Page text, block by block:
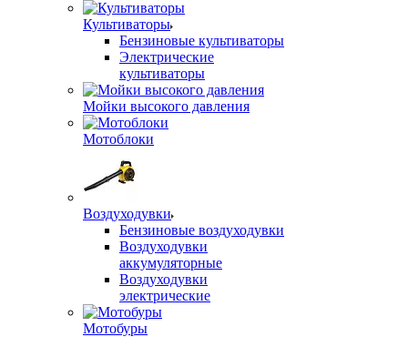
Культиваторы
Бензиновые культиваторы
Электрические
культиваторы
Мойки высокого давления
Мотоблоки
Воздуходувки
Бензиновые воздуходувки
Воздуходувки
аккумуляторные
Воздуходувки
электрические
Мотобуры